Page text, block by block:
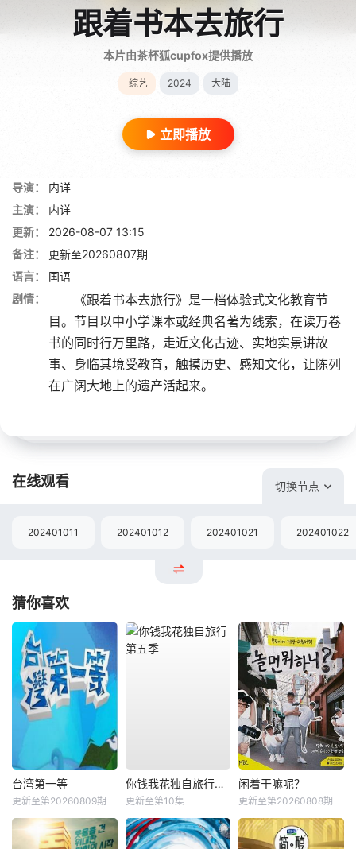
跟着书本去旅行
本片由茶杯狐cupfox提供播放
综艺 2024 大陆
立即播放
导演：
内详
主演：
内详
更新：
2026-08-07 13:15
备注：
更新至20260807期
语言：
国语
剧情：
《跟着书本去旅行》是一档体验式文化教育节
目。节目以中小学课本或经典名著为线索，在读万卷
书的同时行万里路，走近文化古迹、实地实景讲故
事、身临其境受教育，触摸历史、感知文化，让陈列
在广阔大地上的遗产活起来。
在线观看 切换节点
202401011 202401012 202401021 202401022
猜你喜欢
台湾第一等
更新至第20260809期
你钱我花独自旅行第五季
更新至第10集
闲着干嘛呢？
更新至第20260808期